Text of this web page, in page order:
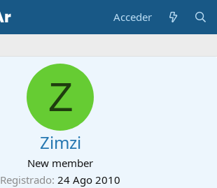
Acceder
Z
Zimzi
New member
Registrado 24 Ago 2010